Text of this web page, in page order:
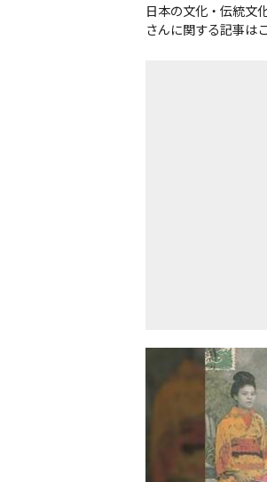
日本の文化・伝統文
さんに関する記事は